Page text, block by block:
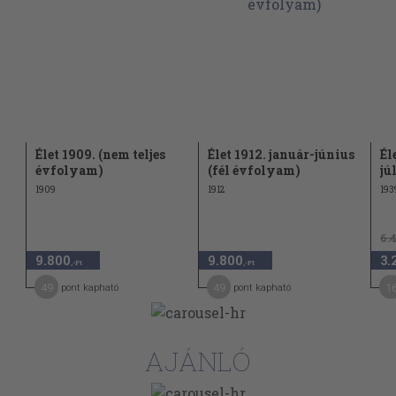
133
Élet 1909. (nem teljes
évfolyam)
1909
9.800 ,-Ft
pont kapható
Élet 1912. január-június
(fél évfolyam)
1912
9.800 ,-Ft
pont kapható
AJÁNLÓ